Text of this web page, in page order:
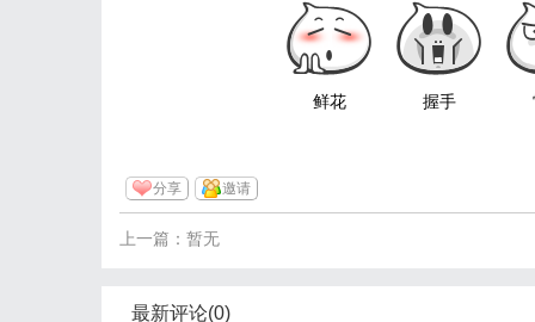
鲜花 握手
分享 邀请
上一篇：暂无
最新评论(0)